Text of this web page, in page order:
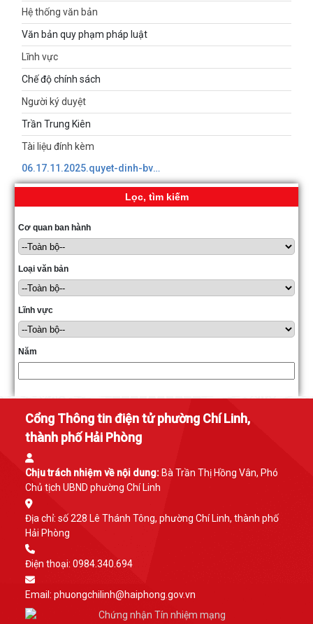
Hệ thống văn bản
Văn bản quy phạm pháp luật
Lĩnh vực
Chế độ chính sách
Người ký duyệt
Trần Trung Kiên
Tài liệu đính kèm
06.17.11.2025.quyet-dinh-bv-quyen-loi-nguoi-tieu-dung-chi-linh-in.signed638995974181886879.pdf
Lọc, tìm kiếm
Cơ quan ban hành
Loại văn bản
Lĩnh vực
Năm
Cổng Thông tin điện tử phường Chí Linh,
thành phố Hải Phòng
Chịu trách nhiệm về nội dung: Bà Trần Thị Hồng Vân, Phó
Chủ tịch UBND phường Chí Linh
Địa chỉ: số 228 Lê Thánh Tông, phường Chí Linh, thành phố
Hải Phòng
Điện thoại: 0984.340.694
Email: phuongchilinh@haiphong.gov.vn